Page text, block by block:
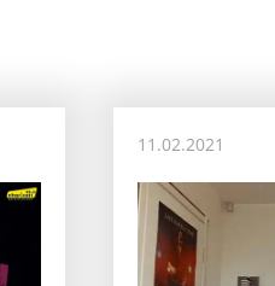
11.02.2021